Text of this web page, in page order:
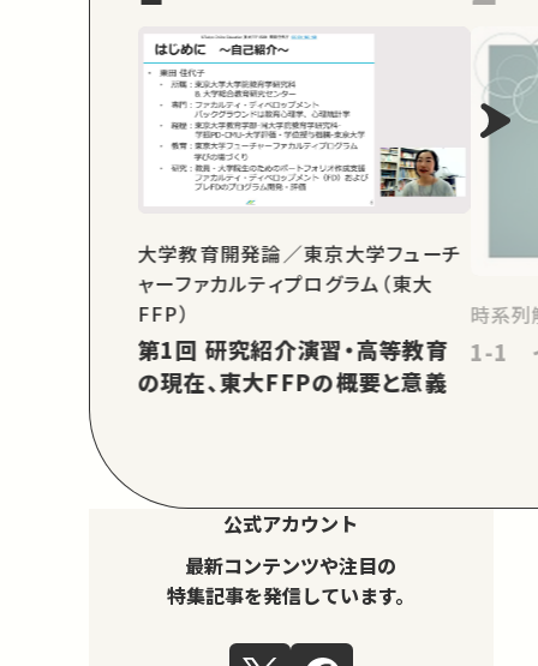
大学教育開発論／東京大学フューチ
ャーファカルティプログラム（東大
FFP）
第1回 研究紹介演習・高等教育
の現在、東大FFPの概要と意義
時系列
1-1
公式アカウント
最新コンテンツや注目の
特集記事を発信しています。